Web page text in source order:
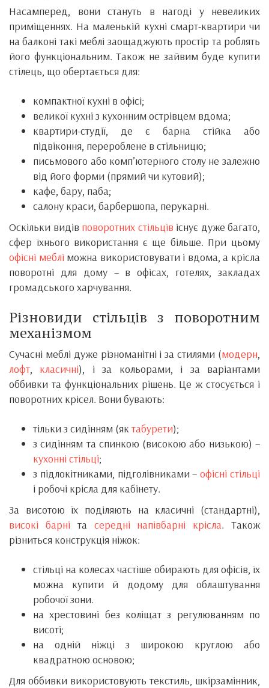
Насамперед, вони стануть в нагоді у невеликих
приміщеннях. На маленькій кухні смарт-квартири чи
на балконі такі меблі заощаджують простір та роблять
його функціональним. Також не зайвим буде купити
стілець, що обертається для:
компактної кухні в офісі;
великої кухні з кухонним острівцем вдома;
квартири-студії, де є барна стійка або
підвіконня, перероблене в стільницю;
письмового або комп’ютерного столу не залежно
від його форми (прямий чи кутовий);
кафе, бару, паба;
салону краси, барбершопа, перукарні.
Оскільки видів поворотних стільців існує дуже багато,
сфер їхнього використання є ще більше. При цьому
офісні меблі можна використовувати і вдома, а крісла
поворотні для дому – в офісах, готелях, закладах
громадського харчування.
Різновиди стільців з поворотним
механізмом
Сучасні меблі дуже різноманітні і за стилями (модерн,
лофт, класичні), і за кольорами, і за варіантами
оббивки та функціональних рішень. Це ж стосується і
поворотних крісел. Вони бувають:
тільки з сидінням (як табурети);
з сидінням та спинкою (високою або низькою) –
кухонні стільці;
з підлокітниками, підголівниками –офісні стільці
і робочі крісла для кабінету.
За висотою їх поділяють на класичні (стандартні),
високі барні та середні напівбарні крісла. Також
різниться конструкція ніжок:
стільці на колесах частіше обирають для офісів, їх
можна купити й додому для облаштування
робочої зони.
на хрестовині без коліщат з регулюванням по
висоті;
на одній ніжці з широкою круглою або
квадратною основою;
Для оббивки використовують текстиль, шкірзамінник,